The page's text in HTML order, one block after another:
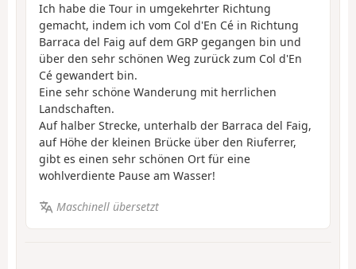
Ich habe die Tour in umgekehrter Richtung
gemacht, indem ich vom Col d'En Cé in Richtung
Barraca del Faig auf dem GRP gegangen bin und
über den sehr schönen Weg zurück zum Col d'En
Cé gewandert bin.
Eine sehr schöne Wanderung mit herrlichen
Landschaften.
Auf halber Strecke, unterhalb der Barraca del Faig,
auf Höhe der kleinen Brücke über den Riuferrer,
gibt es einen sehr schönen Ort für eine
wohlverdiente Pause am Wasser!
Maschinell übersetzt